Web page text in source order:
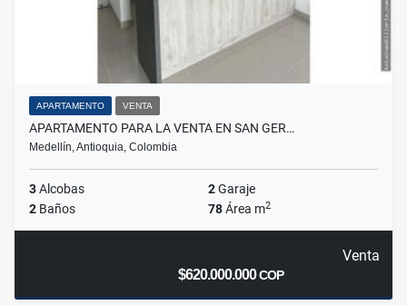
APARTAMENTO VENTA
APARTAMENTO PARA LA VENTA EN SAN GER…
Medellín, Antioquia, Colombia
3Alcobas 2Garaje
2 Baños 78Área m2
Venta
$620.000.000COP